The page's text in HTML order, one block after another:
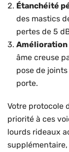
Étanchéité
des mastics
pertes de 5
Amélioration
âme creuse
pose de
porte.
Votre protocole
priorité à ces
lourds rideaux